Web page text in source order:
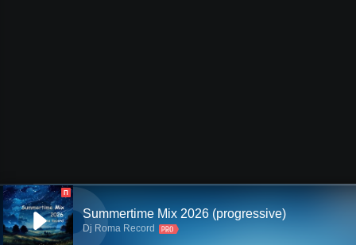
П
Summertime Mix 2026 (progressive)
Dj Roma Record